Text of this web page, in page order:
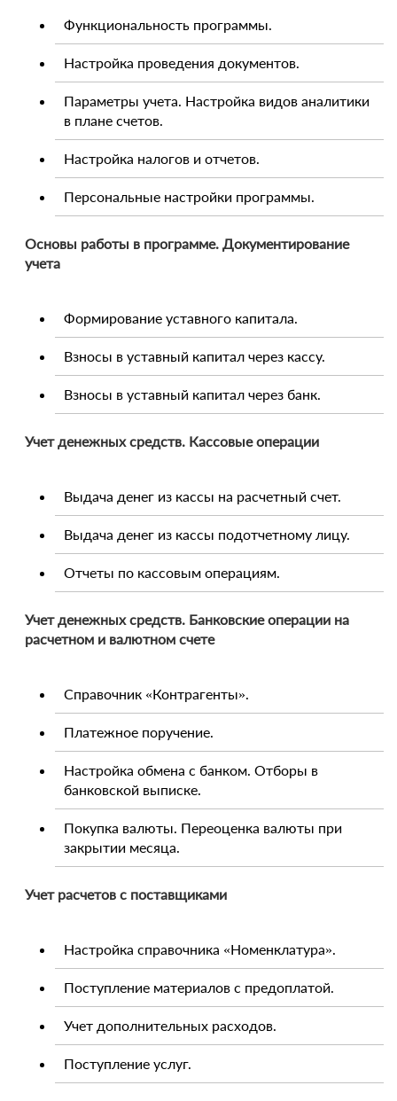
Функциональность программы.
Настройка проведения документов.
Параметры учета. Настройка видов аналитики
в плане счетов.
Настройка налогов и отчетов.
Персональные настройки программы.
Основы работы в программе. Документирование
учета
Формирование уставного капитала.
Взносы в уставный капитал через кассу.
Взносы в уставный капитал через банк.
Учет денежных средств. Кассовые операции
Выдача денег из кассы на расчетный счет.
Выдача денег из кассы подотчетному лицу.
Отчеты по кассовым операциям.
Учет денежных средств. Банковские операции на
расчетном и валютном счете
Справочник «Контрагенты».
Платежное поручение.
Настройка обмена с банком. Отборы в
банковской выписке.
Покупка валюты. Переоценка валюты при
закрытии месяца.
Учет расчетов с поставщиками
Настройка справочника «Номенклатура».
Поступление материалов с предоплатой.
Учет дополнительных расходов.
Поступление услуг.